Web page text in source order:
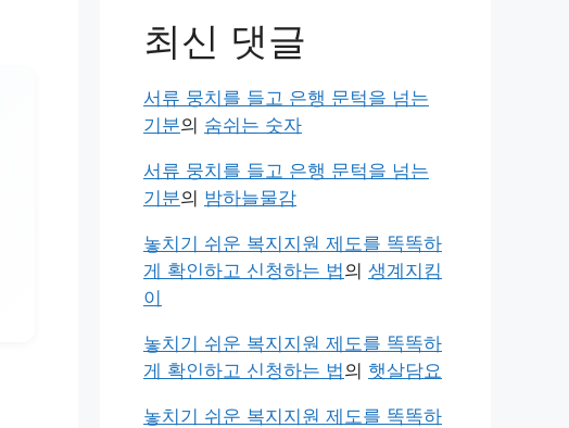
최신 댓글
서류 뭉치를 들고 은행 문턱을 넘는
기분의 숨쉬는 숫자
서류 뭉치를 들고 은행 문턱을 넘는
기분의 밤하늘물감
놓치기 쉬운 복지지원 제도를 똑똑하
게 확인하고 신청하는 법의 생계지킴
이
놓치기 쉬운 복지지원 제도를 똑똑하
게 확인하고 신청하는 법의 햇살담요
놓치기 쉬운 복지지원 제도를 똑똑하